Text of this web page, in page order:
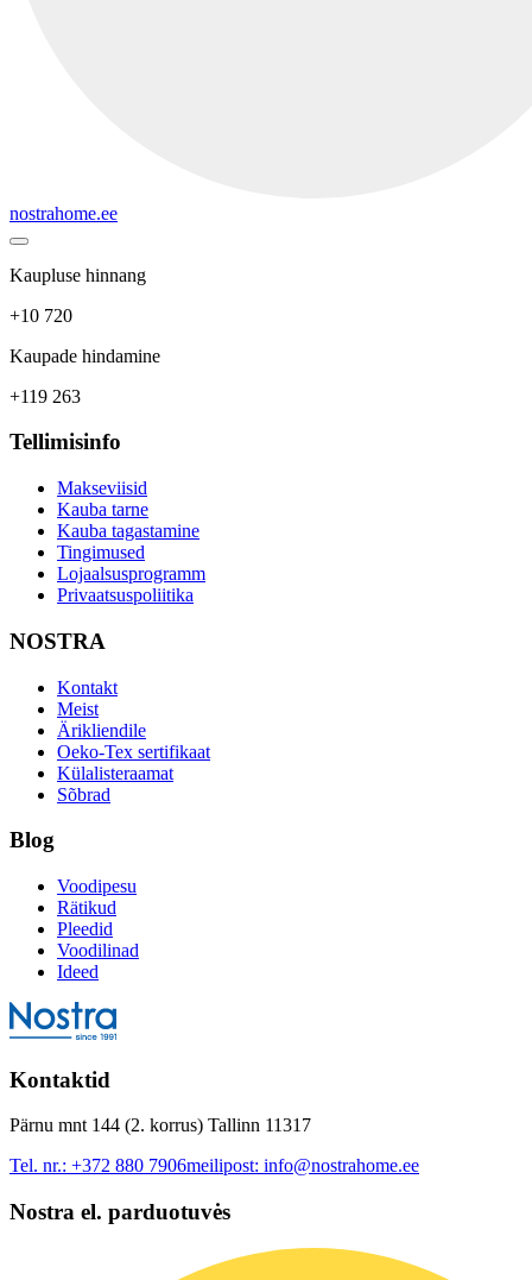
nostrahome.ee
Kaupluse hinnang
+10 720
Kaupade hindamine
+119 263
Tellimisinfo
Makseviisid
Kauba tarne
Kauba tagastamine
Tingimused
Lojaalsusprogramm
Privaatsuspoliitika
NOSTRA
Kontakt
Meist
Ärikliendile
Oeko-Tex sertifikaat
Külalisteraamat
Sõbrad
Blog
Voodipesu
Rätikud
Pleedid
Voodilinad
Ideed
Kontaktid
Pärnu mnt 144 (2. korrus) Tallinn 11317
Tel. nr.: +372 880 7906meilipost: info@nostrahome.ee
Nostra el. parduotuvės